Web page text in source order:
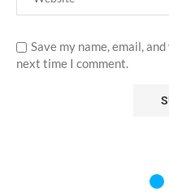
Save my name, email,
next time I comment.